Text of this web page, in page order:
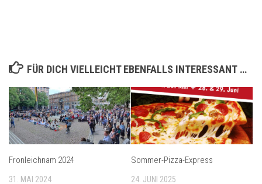
FÜR DICH VIELLEICHT EBENFALLS INTERESSANT …
Fronleichnam 2024
31. MAI 2024
Sommer-Pizza-Express
24. JUNI 2025